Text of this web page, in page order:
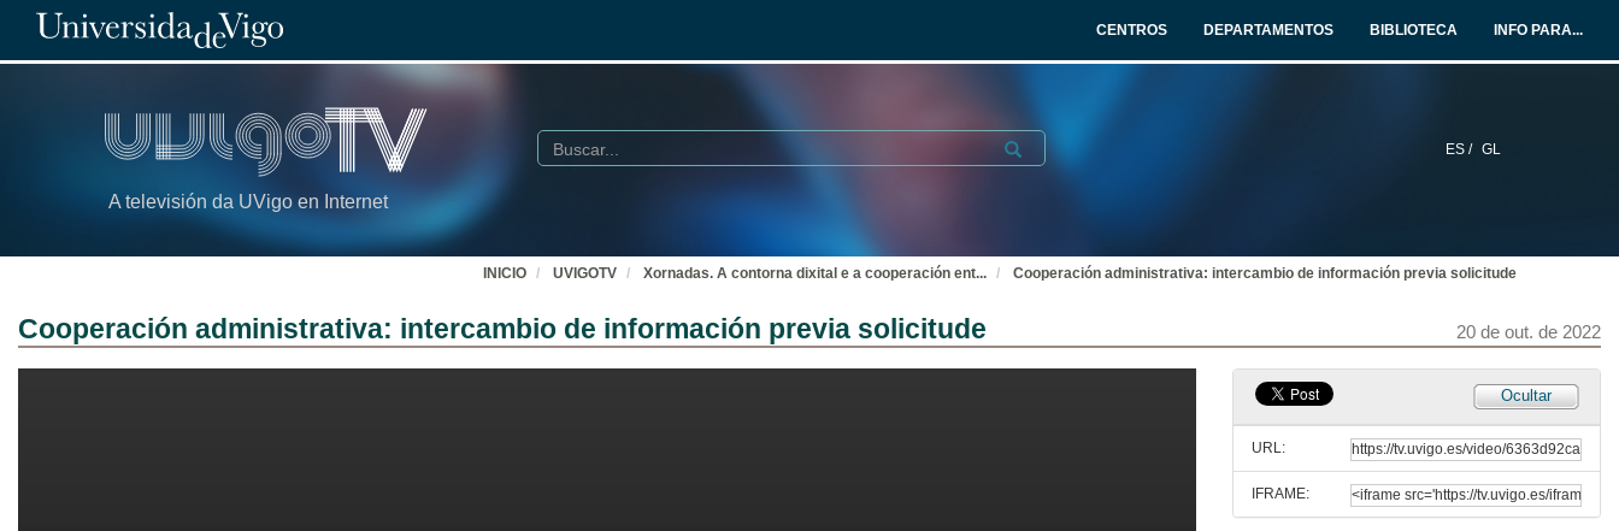
CENTROS DEPARTAMENTOS BIBLIOTECA INFO PARA...
A televisión da UVigo en Internet
ES / GL
Buscar Submit
INICIO UVIGOTV Xornadas. A contorna dixital e a cooperación ent... Cooperación administrativa: intercambio de información previa solicitude
Cooperación administrativa: intercambio de información previa solicitude 20 de out. de 2022
Ocultar
URL:
IFRAME:
Intelixencia artificial nas administracións tributarias: software, big data...
20 de out. de 2022
Intelixencia artificial nos impostos aduaneiros
Conferencia
Asistencia e información aos contribuíntes mediante intelixencia artificial
Conferencia